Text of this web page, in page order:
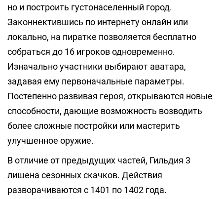
но и построить густонаселенный город.
Законнектившись по интернету онлайн или
локально, на пиратке позволяется бесплатно
собраться до 16 игроков одновременно.
Изначально участники выбирают аватара,
задавая ему первоначальные параметры.
Постепенно развивая героя, открываются новые
способности, дающие возможность возводить
более сложные постройки или мастерить
улучшенное оружие.
В отличие от предыдущих частей, Гильдия 3
лишена сезонных скачков. Действия
разворачиваются с 1401 по 1402 года.